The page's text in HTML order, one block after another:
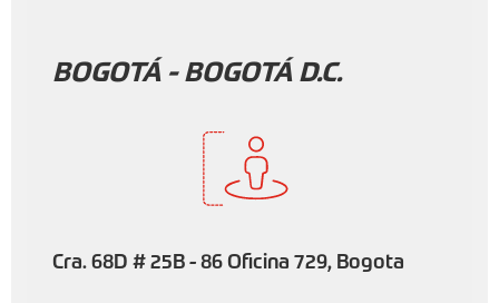
BOGOTÁ - BOGOTÁ D.C.
Cra. 68D # 25B - 86 Oficina 729, Bogota